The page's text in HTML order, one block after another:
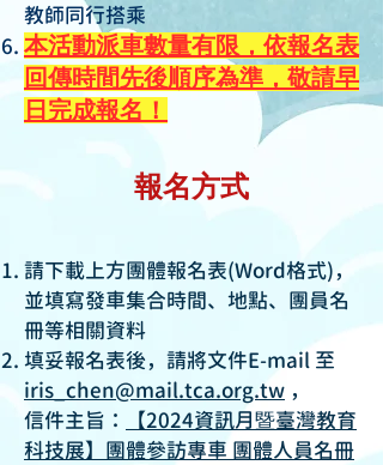
教師同行搭乘
本活動派車數量有限，依報名表
回傳時間先後順序為準，敬請早
日完成報名！
報名方式
請下載上方團體報名表(Word格式)，
並填寫發車集合時間、地點、團員名
冊等相關資料
填妥報名表後，請將文件E-mail 至
iris_chen@mail.tca.org.tw ，
信件主旨：
【2024資訊月暨臺灣教育
科技展】團體參訪專車 團體人員名冊